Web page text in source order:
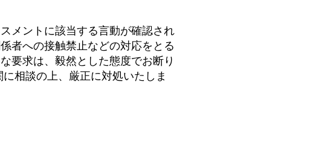
メントに該当する言動が確認され
者への接触禁止などの対応をとる
要求は、毅然とした態度でお断り
相談の上、厳正に対処いたしま